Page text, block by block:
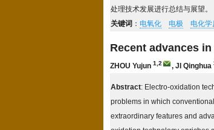
处理技术发展进行总结与展望。
关键词 ： 电氧化 电极 电化
Recent advances
ZHOU Yujun 1,2 , JI Qinghua
Abstract: Electro-oxidation
problems in which
extraordinary features and